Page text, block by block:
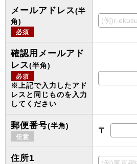
メールアドレス(半
角)
必須
確認用メールアド
レス(半角)
必須
※上記で入力したアド
レスと同じものを入力
してください
郵便番号(半角)
任意
〒
住所1